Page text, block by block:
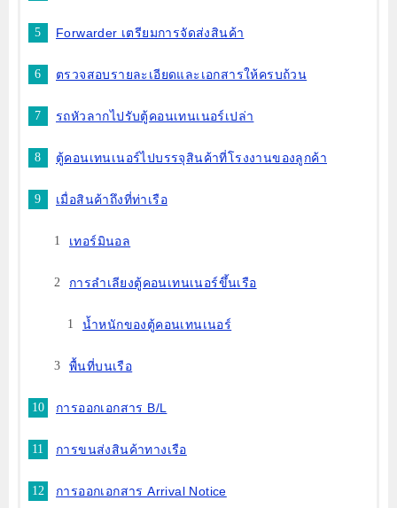
Forwarder เตรียมการจัดส่งสินค้า
ตรวจสอบรายละเอียดและเอกสารให้ครบถ้วน
รถหัวลากไปรับตู้คอนเทนเนอร์เปล่า
ตู้คอนเทนเนอร์ไปบรรจุสินค้าที่โรงงานของลูกค้า
เมื่อสินค้าถึงที่ท่าเรือ
เทอร์มินอล
การลำเลียงตู้คอนเทนเนอร์ขึ้นเรือ
น้ำหนักของตู้คอนเทนเนอร์
พื้นที่บนเรือ
การออกเอกสาร B/L
การขนส่งสินค้าทางเรือ
การออกเอกสาร Arrival Notice